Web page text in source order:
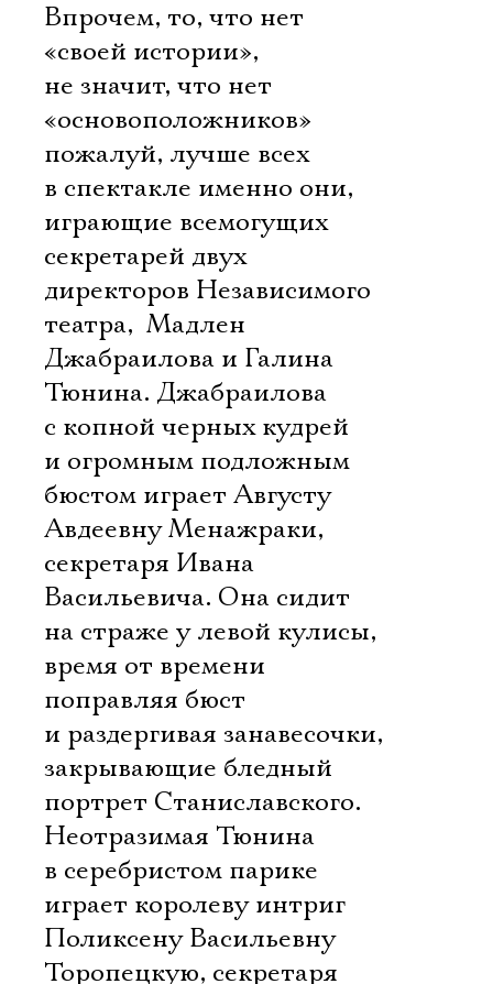
Впрочем, то, что нет
«своей истории»,
не значит, что нет
«основоположников» 
пожалуй, лучше всех
в спектакле именно они,
играющие всемогущих
секретарей двух
директоров Независимого
театра,  Мадлен
Джабраилова и Галина
Тюнина. Джабраилова
с копной черных кудрей
и огромным подложным
бюстом играет Августу
Авдеевну Менажраки,
секретаря Ивана
Васильевича. Она сидит
на страже у левой кулисы,
время от времени
поправляя бюст
и раздергивая занавесочки,
закрывающие бледный
портрет Станиславского.
Неотразимая Тюнина
в серебристом парике
играет королеву интриг
Поликсену Васильевну
Торопецкую, секретаря